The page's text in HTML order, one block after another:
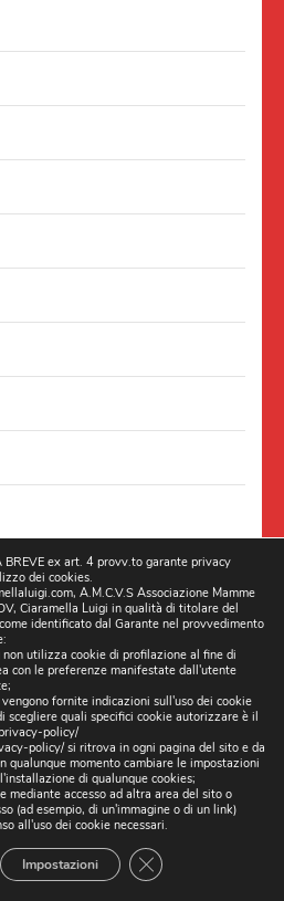
BREVE ex art. 4 provv.to garante privacy
dei cookies.
A.M.C.V.S Associazione Mamme
Ciaramella Luigi in qualità di titolare del
identificato dal Garante nel provvedimento
utilizza cookie di profilazione al fine di
con le preferenze manifestate dall'utente
fornite indicazioni sull'uso dei cookie
scegliere quali specifici cookie autorizzare è il
policy/
policy/si ritrova in ogni pagina del sito e da
qualunque momento cambiare le impostazioni
di qualunque cookies;
mediante accesso ad altra area del sito o
(ad esempio, di un'immagine o di un link)
all'uso dei cookie necessari.
Impostazioni CLOSE GDPR